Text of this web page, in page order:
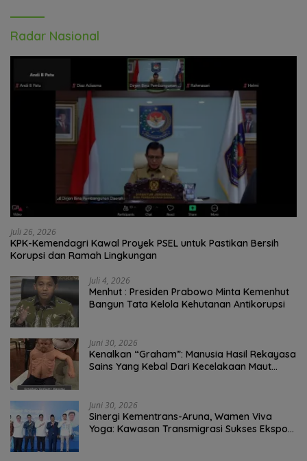
Radar Nasional
Juli 26, 2026
KPK-Kemendagri Kawal Proyek PSEL untuk Pastikan Bersih
Korupsi dan Ramah Lingkungan
Juli 4, 2026
Menhut : Presiden Prabowo Minta Kemenhut
Bangun Tata Kelola Kehutanan Antikorupsi
Juni 30, 2026
Kenalkan “Graham”: Manusia Hasil Rekayasa
Sains Yang Kebal Dari Kecelakaan Maut
Juni 30, 2026
Sinergi Kementrans-Aruna, Wamen Viva
Yoga: Kawasan Transmigrasi Sukses Ekspor